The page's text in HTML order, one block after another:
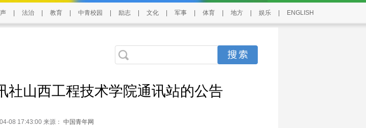
法治 教育 中青校园 励志 文化 军事 体育 地方 娱乐 ENGLISH
社山西工程技术学院通讯站的公告
08 17:43:00 来源： 中国青年网